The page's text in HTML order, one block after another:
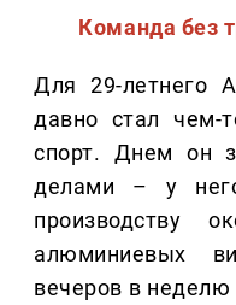
Команда без
Для 29-летнего
давно стал чем-
спорт. Днем он
делами – у
производству
алюминиевых
вечеров в